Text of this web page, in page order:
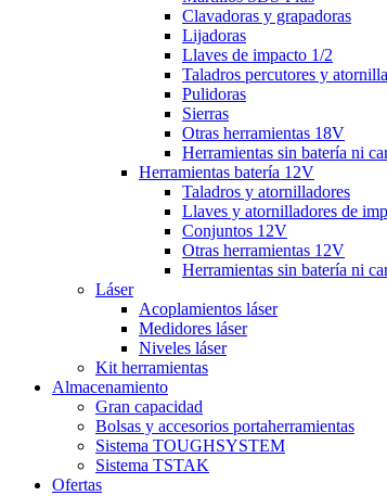
Clavadoras y grapadoras
Lijadoras
Llaves de impacto 1/2
Taladros percutores y
Pulidoras
Sierras
Otras herramientas 18V
Herramientas sin batería ni
Herramientas batería 12V
Taladros y atornilladores
Llaves y atornilladores de
Conjuntos 12V
Otras herramientas 12V
Herramientas sin batería ni
Láser
Acoplamientos láser
Medidores láser
Niveles láser
Kit herramientas
Almacenamiento
Gran capacidad
Bolsas y accesorios portaherramientas
Sistema TOUGHSYSTEM
Sistema TSTAK
Ofertas